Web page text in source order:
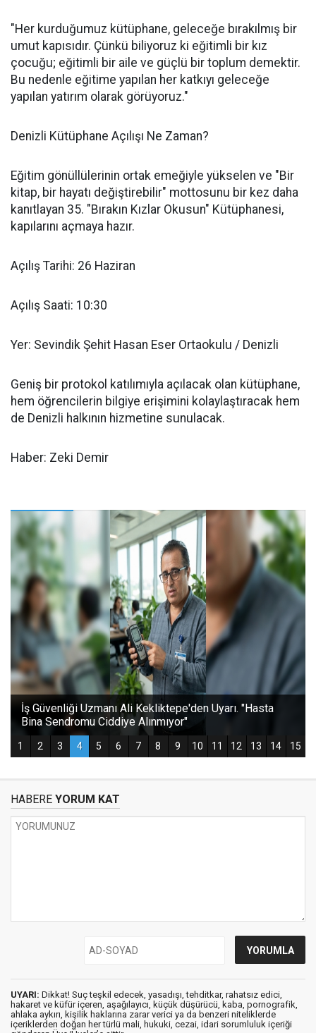
"Her kurduğumuz kütüphane, geleceğe bırakılmış bir
umut kapısıdır. Çünkü biliyoruz ki eğitimli bir kız
çocuğu; eğitimli bir aile ve güçlü bir toplum demektir.
Bu nedenle eğitime yapılan her katkıyı geleceğe
yapılan yatırım olarak görüyoruz."
Denizli Kütüphane Açılışı Ne Zaman?
Eğitim gönüllülerinin ortak emeğiyle yükselen ve "Bir
kitap, bir hayatı değiştirebilir" mottosunu bir kez daha
kanıtlayan 35. "Bırakın Kızlar Okusun" Kütüphanesi,
kapılarını açmaya hazır.
Açılış Tarihi: 26 Haziran
Açılış Saati: 10:30
Yer: Sevindik Şehit Hasan Eser Ortaokulu / Denizli
Geniş bir protokol katılımıyla açılacak olan kütüphane,
hem öğrencilerin bilgiye erişimini kolaylaştıracak hem
de Denizli halkının hizmetine sunulacak.
Haber: Zeki Demir
HABERE YORUM KAT
UYARI: Dikkat! Suç teşkil edecek, yasadışı, tehditkar, rahatsız edici,
hakaret ve küfür içeren, aşağılayıcı, küçük düşürücü, kaba, pornografik,
ahlaka aykırı, kişilik haklarına zarar verici ya da benzeri niteliklerde
içeriklerden doğan her türlü mali, hukuki, cezai, idari sorumluluk içeriği